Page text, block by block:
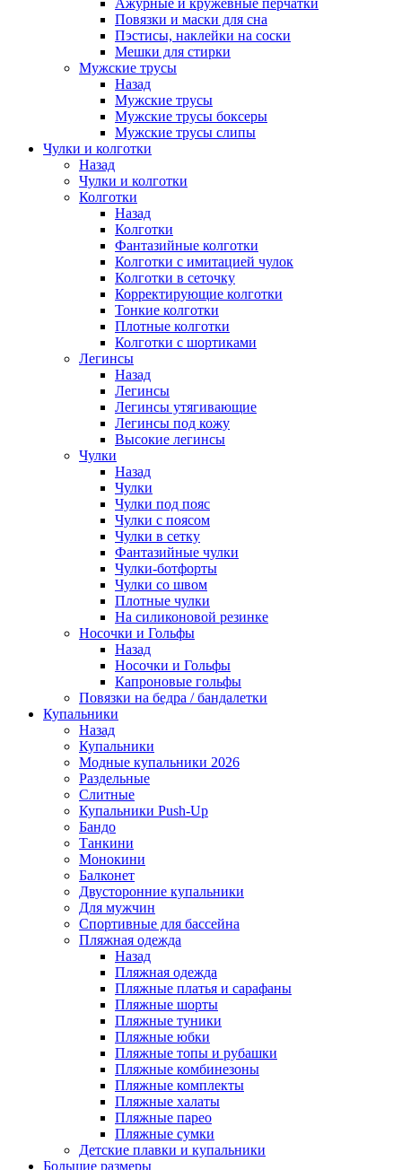
Ажурные и кружевные перчатки
Повязки и маски для сна
Пэстисы, наклейки на соски
Мешки для стирки
Мужские трусы
Назад
Мужские трусы
Мужские трусы боксеры
Мужские трусы слипы
Чулки и колготки
Назад
Чулки и колготки
Колготки
Назад
Колготки
Фантазийные колготки
Колготки с имитацией чулок
Колготки в сеточку
Корректирующие колготки
Тонкие колготки
Плотные колготки
Колготки с шортиками
Легинсы
Назад
Легинсы
Легинсы утягивающие
Легинсы под кожу
Высокие легинсы
Чулки
Назад
Чулки
Чулки под пояс
Чулки с поясом
Чулки в сетку
Фантазийные чулки
Чулки-ботфорты
Чулки со швом
Плотные чулки
На силиконовой резинке
Носочки и Гольфы
Назад
Носочки и Гольфы
Капроновые гольфы
Повязки на бедра / бандалетки
Купальники
Назад
Купальники
Модные купальники 2026
Раздельные
Слитные
Купальники Push-Up
Бандо
Танкини
Монокини
Балконет
Двусторонние купальники
Для мужчин
Спортивные для бассейна
Пляжная одежда
Назад
Пляжная одежда
Пляжные платья и сарафаны
Пляжные шорты
Пляжные туники
Пляжные юбки
Пляжные топы и рубашки
Пляжные комбинезоны
Пляжные комплекты
Пляжные халаты
Пляжные парео
Пляжные сумки
Детские плавки и купальники
Большие размеры